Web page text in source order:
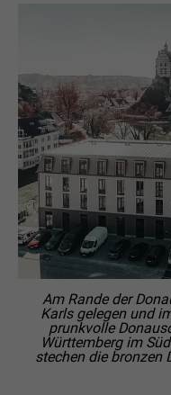
Am Rande der
Karls gelegen und
prunkvolle
Württemberg im
stechen die bronzen